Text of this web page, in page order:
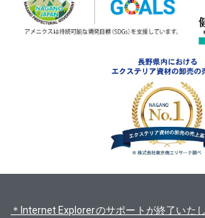
＊Internet Explorerのサポートが終了いた